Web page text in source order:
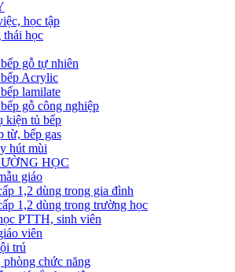
học tập
thái học
gỗ tự nhiên
Acrylic
lamilate
gỗ công nghiệp
kiện tủ bếp
từ, bếp gas
hút mùi
HỌC
giáo
1,2 dùng trong gia đình
1,2 dùng trong trường học
PTTH, sinh viên
viên
trú
chức năng